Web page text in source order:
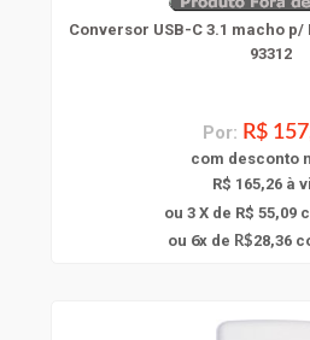
Conversor USB-C 3.1 macho
93312
Por: R$
com desconto
R$ 165,26 à
ou 3 X de R$ 55,09
ou 6x de R$28,36